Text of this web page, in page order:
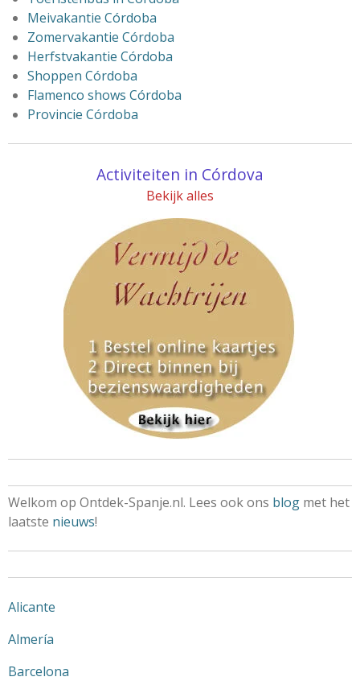
Meivakantie Córdoba
Zomervakantie Córdoba
Herfstvakantie Córdoba
Shoppen Córdoba
Flamenco shows Córdoba
Provincie Córdoba
Activiteiten in Córdova
Bekijk alles
Welkom op Ontdek-Spanje.nl. Lees ook ons blog met het
laatste nieuws!
Alicante
Almería
Barcelona